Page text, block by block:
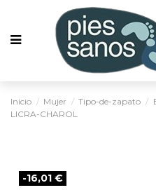
Inicio Mujer Tipo-de-zapato
LICRA-CHAROL
-16,01 €